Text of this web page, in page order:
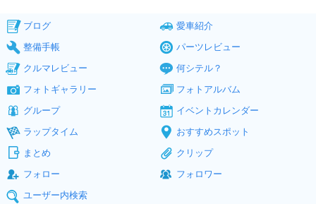
ブログ
愛車紹介
整備手帳
パーツレビュー
クルマレビュー
何シテル？
フォトギャラリー
フォトアルバム
グループ
イベントカレンダー
ラップタイム
おすすめスポット
まとめ
クリップ
フォロー
フォロワー
ユーザー内検索